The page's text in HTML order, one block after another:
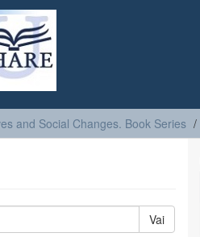
and Social Changes. Book Series
Vai